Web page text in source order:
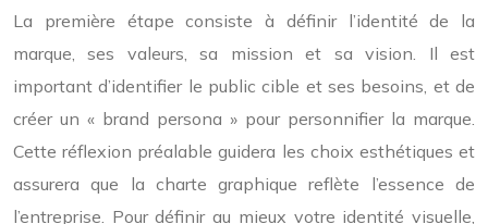
La première étape consiste à définir l’identité de la
marque, ses valeurs, sa mission et sa vision. Il est
important d’identifier le public cible et ses besoins, et de
créer un « brand persona » pour personnifier la marque.
Cette réflexion préalable guidera les choix esthétiques et
assurera que la charte graphique reflète l’essence de
l’entreprise. Pour définir au mieux votre identité visuelle,